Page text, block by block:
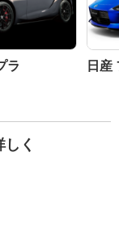
ラ 日産
く